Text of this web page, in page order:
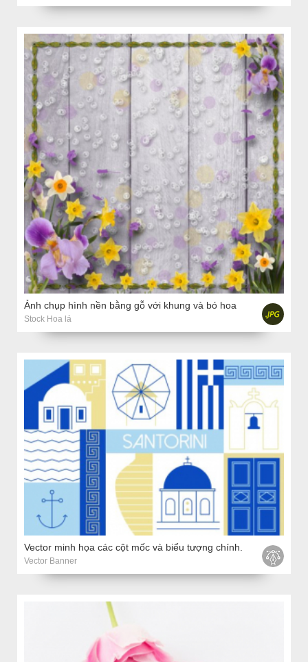
Ảnh chụp hình nền bằng gỗ với khung và bó hoa
Stock Hoa lá
Vector minh họa các cột mốc và biểu tượng chính.
Vector Banner